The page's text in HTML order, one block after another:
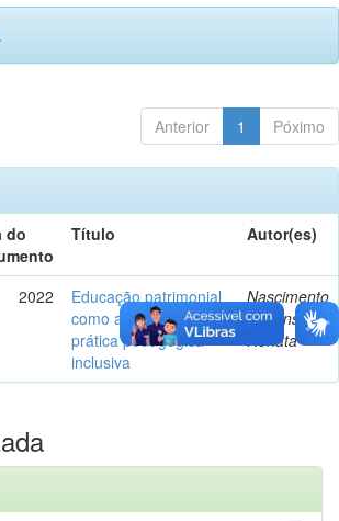
Anterior 1 Póximo
do
Título Autor(es)
2022
Educação patrimonial
como ação política e
prática pedagógica
inclusiva
Nascimento
Y Mansour,
Renata